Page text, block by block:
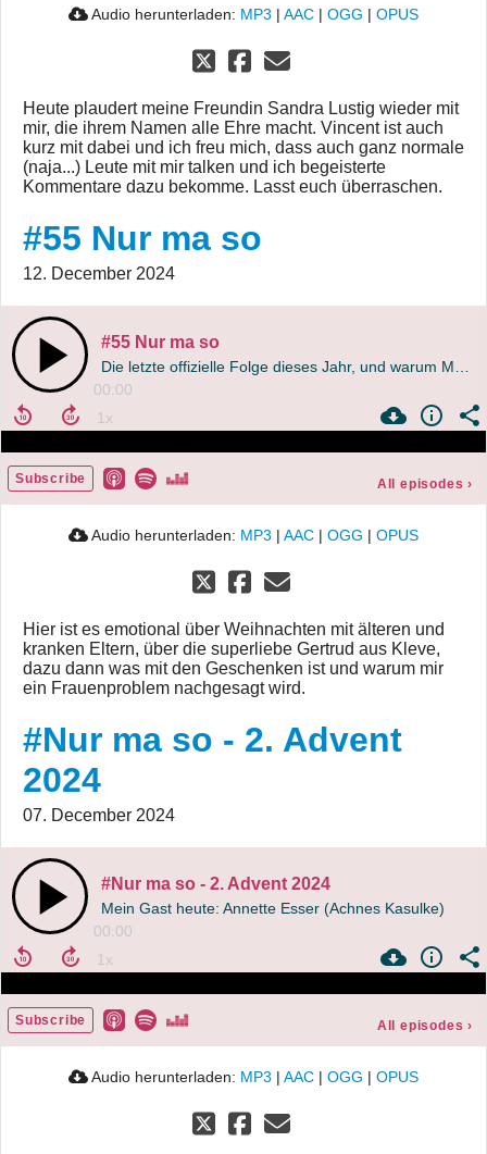
Audio herunterladen: MP3 | AAC | OGG | OPUS
Heute plaudert meine Freundin Sandra Lustig wieder mit
mir, die ihrem Namen alle Ehre macht. Vincent ist auch
kurz mit dabei und ich freu mich, dass auch ganz normale
(naja...) Leute mit mir talken und ich begeisterte
Kommentare dazu bekomme. Lasst euch überraschen.
#55 Nur ma so
12. December 2024
#55 Nur ma so
00:00
Subscribe All episodes ›
Audio herunterladen: MP3 | AAC | OGG | OPUS
Hier ist es emotional über Weihnachten mit älteren und
kranken Eltern, über die superliebe Gertrud aus Kleve,
dazu dann was mit den Geschenken ist und warum mir
ein Frauenproblem nachgesagt wird.
#Nur ma so - 2. Advent
2024
07. December 2024
#Nur ma so - 2. Advent 2024
Mein Gast heute: Annette Esser (Achnes Kasulke)
00:00
Subscribe All episodes ›
Audio herunterladen: MP3 | AAC | OGG | OPUS